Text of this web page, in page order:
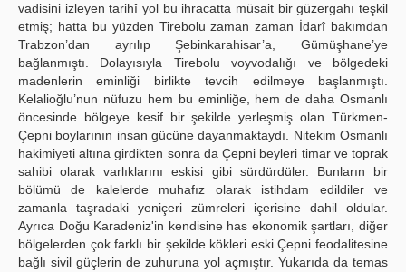
vadisini izleyen tarihî yol bu ihracatta müsait bir güzergahı teşkil
etmiş; hatta bu yüzden Tirebolu zaman zaman İdarî bakımdan
Trabzon’dan ayrılıp Şebinkarahisar’a, Gümüşhane’ye
bağlanmıştı. Dolayısıyla Tirebolu voyvodalığı ve bölgedeki
madenlerin eminliği birlikte tevcih edilmeye başlanmıştı.
Kelalioğlu’nun nüfuzu hem bu eminliğe, hem de daha Osmanlı
öncesinde bölgeye kesif bir şekilde yerleşmiş olan Türkmen-
Çepni boylarının insan gücüne dayanmaktaydı. Nitekim Osmanlı
hakimiyeti altına girdikten sonra da Çepni beyleri timar ve toprak
sahibi olarak varlıklarını eskisi gibi sürdürdüler. Bunların bir
bölümü de kalelerde muhafız olarak istihdam edildiler ve
zamanla taşradaki yeniçeri zümreleri içerisine dahil oldular.
Ayrıca Doğu Karadeniz'in kendisine has ekonomik şartları, diğer
bölgelerden çok farklı bir şekilde kökleri eski Çepni feodalitesine
bağlı sivil güçlerin de zuhuruna yol açmıştır. Yukarıda da temas